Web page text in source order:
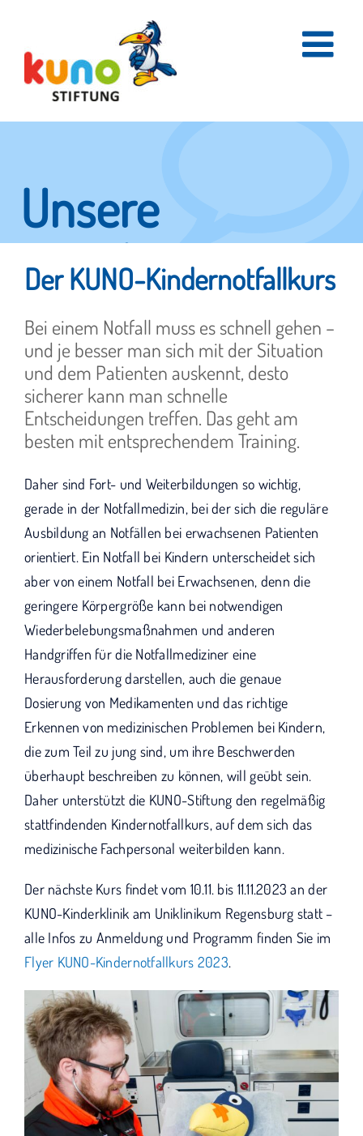
content
Unsere
Projekte
Aus "Wir packen's an"
wird "Wir bleiben dran".
Der KUNO-Kindernotfallkurs
Bei einem Notfall muss es schnell gehen –
und je besser man sich mit der Situation
und dem Patienten auskennt, desto
sicherer kann man schnelle
Entscheidungen treffen. Das geht am
besten mit entsprechendem Training.
Daher sind Fort- und Weiterbildungen so wichtig,
gerade in der Notfallmedizin, bei der sich die reguläre
Ausbildung an Notfällen bei erwachsenen Patienten
orientiert. Ein Notfall bei Kindern unterscheidet sich
aber von einem Notfall bei Erwachsenen, denn die
geringere Körpergröße kann bei notwendigen
Wiederbelebungsmaßnahmen und anderen
Handgriffen für die Notfallmediziner eine
Herausforderung darstellen, auch die genaue
Dosierung von Medikamenten und das richtige
Erkennen von medizinischen Problemen bei Kindern,
die zum Teil zu jung sind, um ihre Beschwerden
überhaupt beschreiben zu können, will geübt sein.
Daher unterstützt die KUNO-Stiftung den regelmäßig
stattfindenden Kindernotfallkurs, auf dem sich das
medizinische Fachpersonal weiterbilden kann.
Der nächste Kurs findet vom 10.11. bis 11.11.2023 an der
KUNO-Kinderklinik am Uniklinikum Regensburg statt –
alle Infos zu Anmeldung und Programm finden Sie im
Flyer KUNO-Kindernotfallkurs 2023.